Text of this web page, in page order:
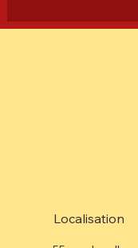
Localisation